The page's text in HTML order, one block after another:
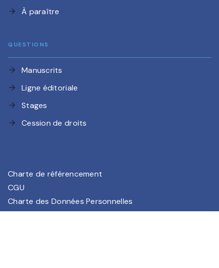
arrow_forward À paraître
QUESTIONS
arrow_forward Manuscrits
arrow_forward Ligne éditoriale
arrow_forward Stages
arrow_forward Cession de droits
Charte de référencement
CGU
Charte des Données Personnelles